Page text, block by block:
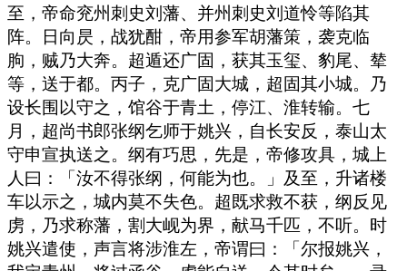
至，帝命兖州刺史刘藩、并州刺史刘道怜等陷其
阵。日向昃，战犹酣，帝用参军胡藩策，袭克临
朐，贼乃大奔。超遁还广固，获其玉玺、豹尾、辇
等，送于都。丙子，克广固大城，超固其小城。乃
设长围以守之，馆谷于青土，停江、淮转输。七
月，超尚书郎张纲乞师于姚兴，自长安反，泰山太
守申宣执送之。纲有巧思，先是，帝修攻具，城上
人曰：「汝不得张纲，何能为也。」及至，升诸楼
车以示之，城内莫不失色。超既求救不获，纲反见
虏，乃求称藩，割大岘为界，献马千匹，不听。时
姚兴遣使，声言将涉淮左，帝谓曰：「尔报姚兴，